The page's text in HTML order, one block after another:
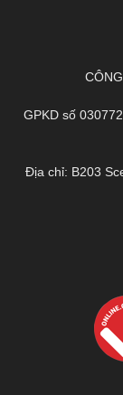
GPKD số
Địa chỉ: B203